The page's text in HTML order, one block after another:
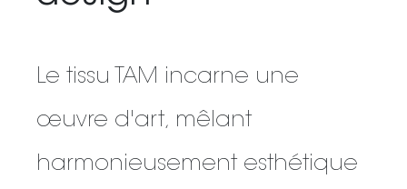
Le tissu TAM incarne une
œuvre d'art, mêlant
harmonieusement esthétique